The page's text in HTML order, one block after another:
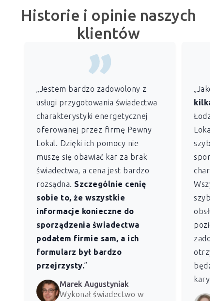
Historie i opinie naszych
klientów
„Jestem bardzo zadowolony z
usługi przygotowania świadectwa
charakterystyki energetycznej
oferowanej przez firmę Pewny
Lokal. Dzięki ich pomocy nie
muszę się obawiać kar za brak
świadectwa, a cena jest bardzo
rozsądna. Szczególnie cenię
sobie to, że wszystkie
informacje konieczne do
sporządzenia świadectwa
podałem firmie sam, a ich
formularz był bardzo
przejrzysty.”
Marek Augustyniak
Wykonał świadectwo w
„Jako
Łodzi)
Lokal
kary